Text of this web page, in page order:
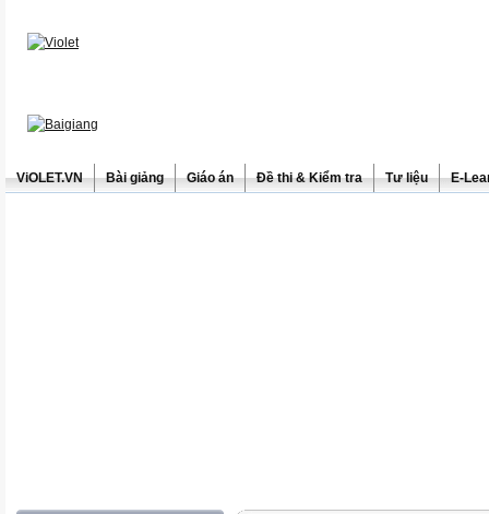
ViOLET.VN Bài giảng Giáo án Đề thi & Kiểm tra Tư liệu E-